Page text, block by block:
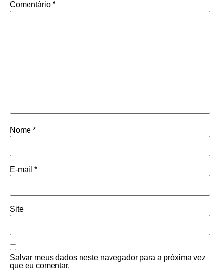
Comentário *
Nome *
E-mail *
Site
Salvar meus dados neste navegador para a próxima vez
que eu comentar.